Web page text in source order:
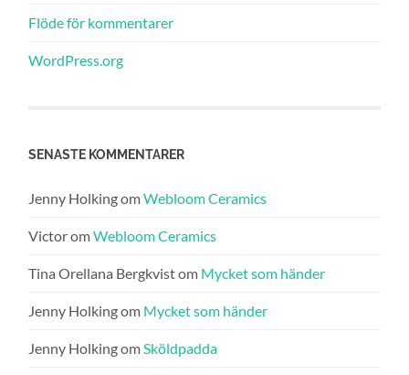
Flöde för kommentarer
WordPress.org
SENASTE KOMMENTARER
Jenny HolkingomWebloom Ceramics
VictoromWebloom Ceramics
Tina Orellana Bergkvistom Mycket som händer
Jenny Holkingom Mycket som händer
Jenny HolkingomSköldpadda